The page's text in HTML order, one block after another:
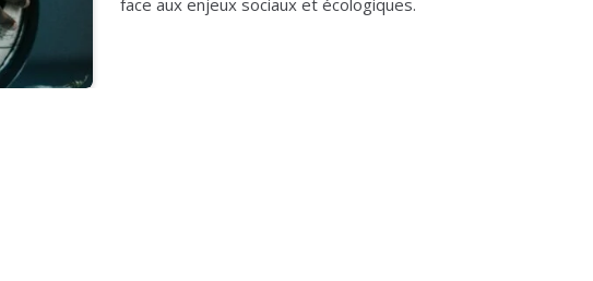
face aux enjeux sociaux et éco­lo­giques.